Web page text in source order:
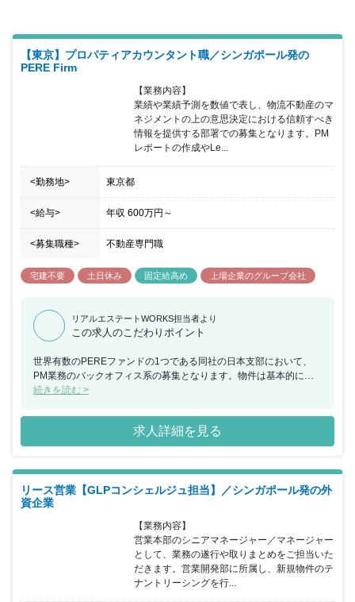
【東京】プロパティアカウンタント職／シンガポール発の
PERE Firm
【業務内容】
業績や業績予測を数値で表し、物流不動産のマ
ネジメントの上の意思決定における信頼すべき
情報を提供する部署での募集となります。PM
レポートの作成やLe...
<勤務地> 東京都
<給与> 年収 600万円 ～
<募集職種> 不動産専門職
宅建不要 土日休み 固定給高め 上場企業のグループ会社
リアルエステートWORKS担当者より
この求人のこだわりポイント
世界有数のPEREファンドの1つである同社の日本支部において、
PM業務のバックオフィス系の募集となります。物件は基本的に一
人が担当しますので契約締結から期中運営管理、売却まで幅広い業
ことや改善案等の意見が言いやすく、業務向上に積極的に携わるこ
続きを読む >
求人詳細を見る
リース営業【GLPコンシェルジュ担当】／シンガポール発の外
資企業
【業務内容】
営業本部のシニアマネージャー／マネージャー
として、業務の遂行や取りまとめをご担当いた
だきます。営業開発部に所属し、新規物件のテ
ナントリーシングを行...